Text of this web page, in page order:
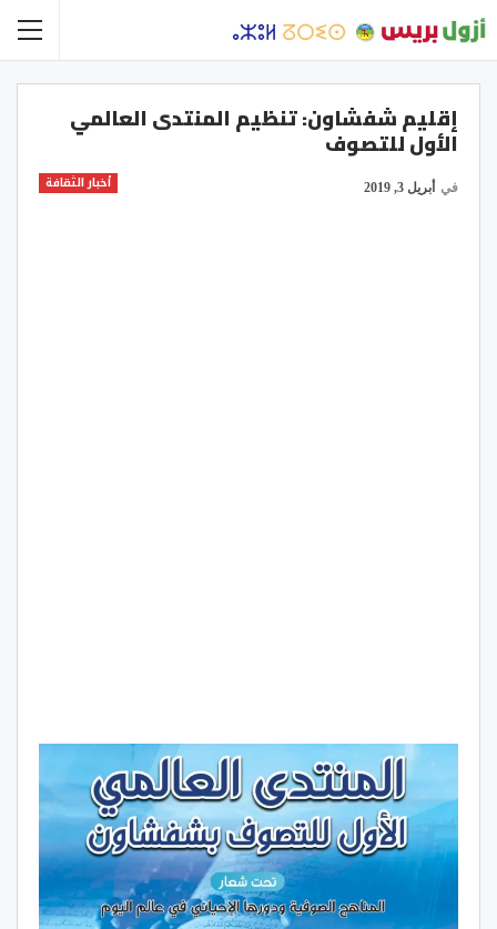
إقليم شفشاون: تنظيم المنتدى العالمي
الأول للتصوف
أخبار الثقافة في أبريل 3, 2019